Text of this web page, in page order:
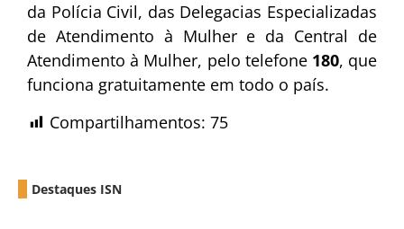
da Polícia Civil, das Delegacias Especializadas
de Atendimento à Mulher e da Central de
Atendimento à Mulher, pelo telefone 180, que
funciona gratuitamente em todo o país.
Compartilhamentos: 75
Destaques ISN